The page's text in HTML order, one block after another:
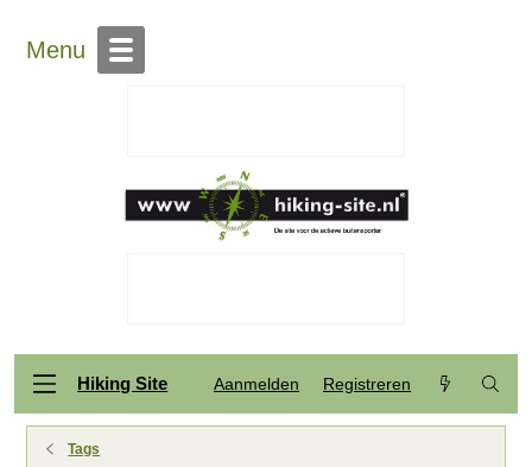
Menu
Hiking Site Aanmelden Registreren
Tags